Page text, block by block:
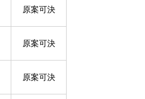
原案可決
原案可決
原案可決